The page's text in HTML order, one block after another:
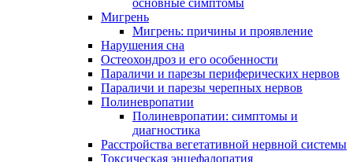
основные симптомы
Мигрень
Мигрень: причины и проявление
Нарушения сна
Остеохондроз и его особенности
Параличи и парезы периферических нервов
Параличи и парезы черепных нервов
Полиневропатии
Полиневропатии: симптомы и
диагностика
Расстройства вегетативной нервной системы
Токсическая энцефалопатия